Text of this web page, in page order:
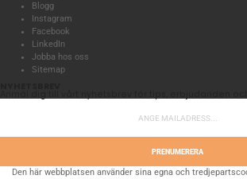
Blogg
Instagram
Facebook
LinkedIn
Jobba hos oss
Sitemap
PRENUMERERA
Den här webbplatsen använder sina egna och